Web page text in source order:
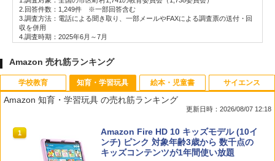
2.回答件数：1,249件 ※一部回答含む
3.調査方法：電話による聞き取り、一部メールやFAXによる調査票の送付・回
収を併用
4.調査時期：2025年6月～7月
Amazon 売れ筋ランキング
学校教育
1 先生のためのGoogle AI完全攻略図鑑
￥-
知育・学習玩具
Amazon 知育・学習玩具 の売れ筋ランキング
更新日時：2026/08/07 12:18
1
Amazon Fire HD 10 キッズモデル (10イ
ンチ) ピンク 対象年齢3歳から 数千点の
キッズコンテンツが1年間使い放題
絵本・児童書 サイエンス